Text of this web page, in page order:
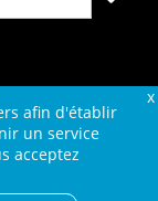
afin d'établir
un service
acceptez
?
Liens